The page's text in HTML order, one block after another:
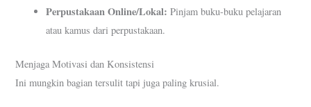
Perpustakaan Online/Lokal: Pinjam buku-buku pelajaran
atau kamus dari perpustakaan.
Menjaga Motivasi dan Konsistensi
Ini mungkin bagian tersulit tapi juga paling krusial.